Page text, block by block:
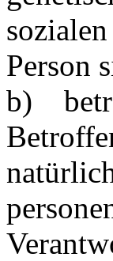
Person
b)